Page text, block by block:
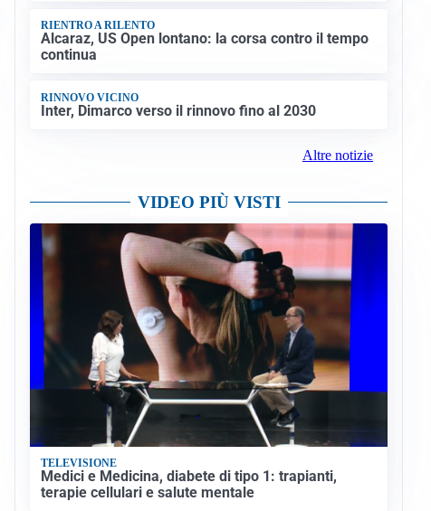
RIENTRO A RILENTO
Alcaraz, US Open lontano: la corsa contro il tempo
continua
RINNOVO VICINO
Inter, Dimarco verso il rinnovo fino al 2030
Altre notizie
VIDEO PIÙ VISTI
TELEVISIONE
Medici e Medicina, diabete di tipo 1: trapianti,
terapie cellulari e salute mentale